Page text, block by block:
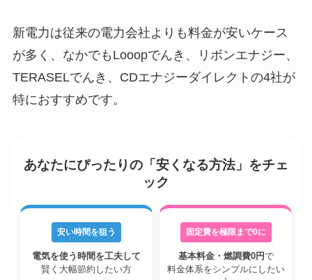
新電力は従来の電力会社よりも料金が安いケース
が多く、なかでもLooopでんき、リボンエナジー、
TERASELでんき、CDエナジーダイレクトの4社が
特におすすめです。
あなたにぴったりの「安くなる方法」をチェ
ック
安い時間を狙う
電気を使う時間を工夫して
賢く大幅節約したい方
固定費を極限まで0に
基本料金・燃調費0円で
料金体系をシンプルにしたい